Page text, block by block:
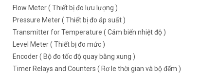
Flow Meter ( Thiết bị đo lưu lượng )
Pressure Meter ( Thiết bị đo áp suất )
Transmitter for Temperature ( Cảm biến nhiệt độ )
Level Meter ( Thiết bị đo mức )
Encoder ( Bộ đo tốc độ quay bằng xung )
Timer Relays and Counters ( Rơ le thời gian và bộ đếm )